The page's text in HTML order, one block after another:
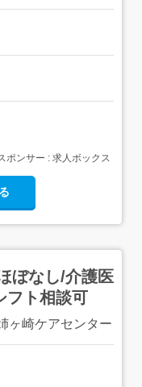
円<基本給
:9,500円資格手
ポンサー : 求人ボックス
ぼなし/介護医
フト相談可
ヶ崎ケアセンター